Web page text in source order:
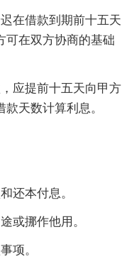
在借款到期前十五天
可在双方协商的基础
应提前十五天向甲方
天数计算利息。
还本付息。
或挪作他用。
项。